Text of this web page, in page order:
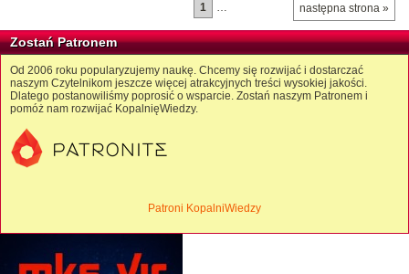
następna strona »
1 …
Zostań Patronem
Od 2006 roku popularyzujemy naukę. Chcemy się rozwijać i dostarczać
naszym Czytelnikom jeszcze więcej atrakcyjnych treści wysokiej jakości.
Dlatego postanowiliśmy poprosić o wsparcie. Zostań naszym Patronem i
pomóż nam rozwijać KopalnięWiedzy.
Patroni KopalniWiedzy